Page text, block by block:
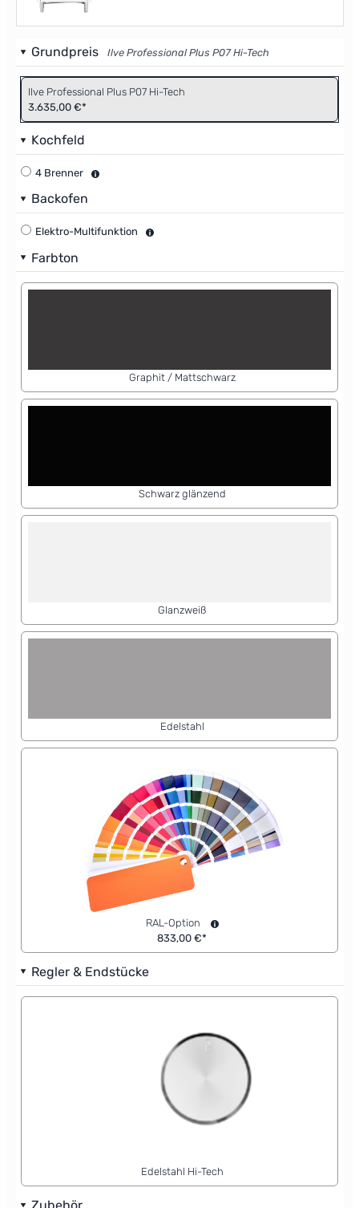
Grundpreis Ilve Professional Plus P07 Hi-Tech
Ilve Professional Plus P07 Hi-Tech
3.635,00 €*
Kochfeld
4 Brenner
Backofen
Elektro-Multifunktion
Farbton
Graphit / Mattschwarz
Schwarz glänzend
Glanzweiß
Edelstahl
RAL-Option
833,00 €*
Regler & Endstücke
Edelstahl Hi-Tech